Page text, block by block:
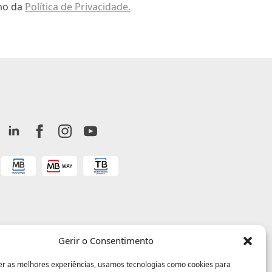
Gerir o Consentimento
as melhores experiências, usamos tecnologias como cookies para
da Política de Privacidade.